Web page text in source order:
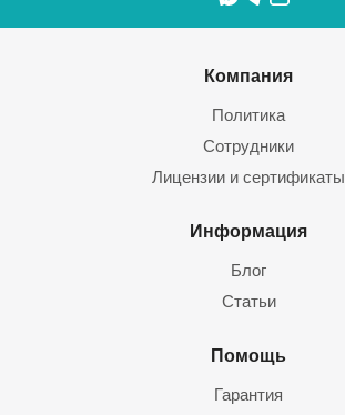
Компания
Политика
Сотрудники
Лицензии и сертификаты
Информация
Блог
Статьи
Помощь
Гарантия